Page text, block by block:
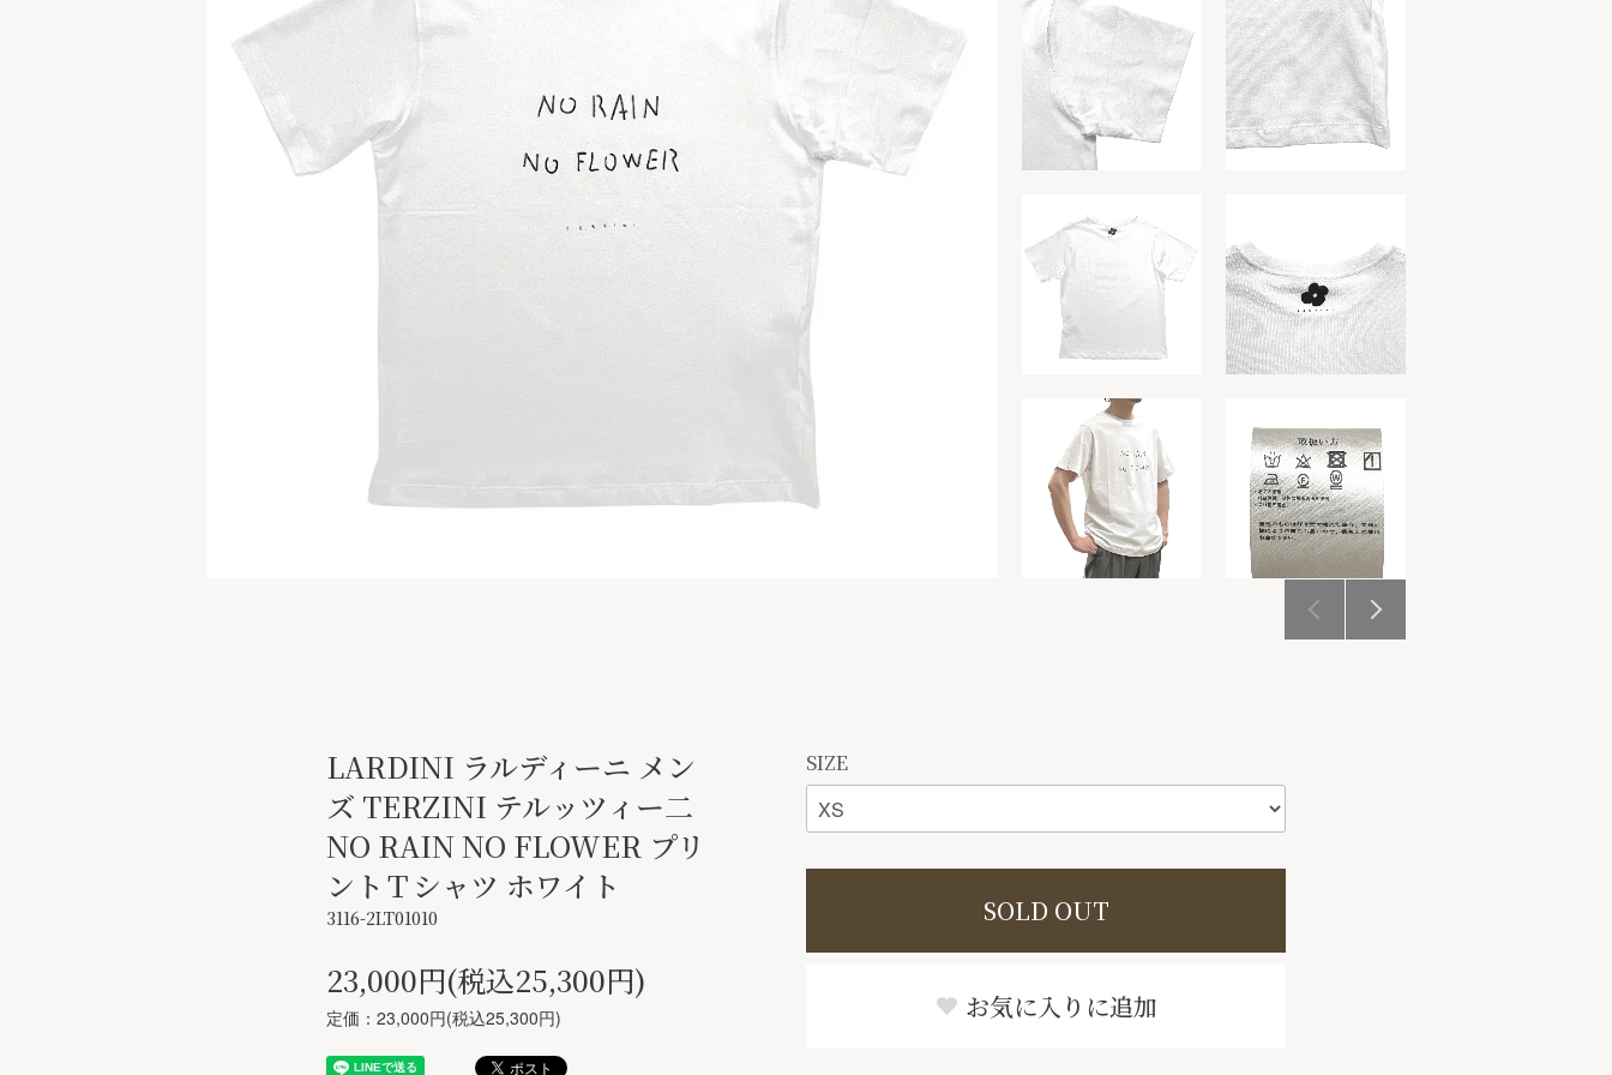
LARDINI ラルディーニ メン
ズ TERZINI テルッツィー二
NO RAIN NO FLOWER プリ
ントＴシャツ ホワイト
3116-2LT01010
23,000円(税込25,300円)
定価：23,000円(税込25,300円)
SIZE
SOLD OUT
お気に入りに追加